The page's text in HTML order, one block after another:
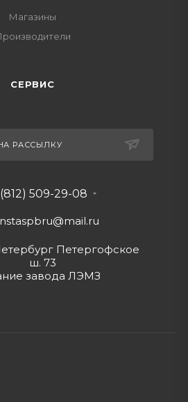
Магазины
СЕРВИС
РАССЫЛКУ
509-29-08
@mail.ru
Петергофское
ш. 73
завода ЛЭМЗ